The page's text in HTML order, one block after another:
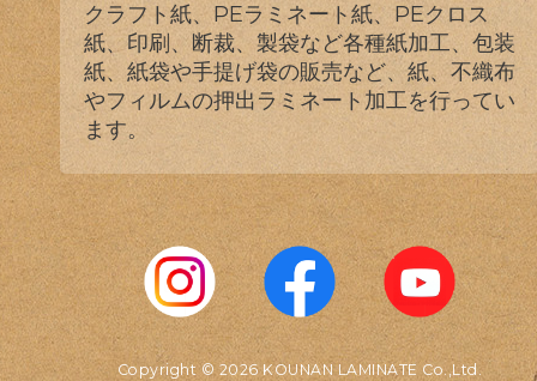
クラフト紙、PEラミネート紙、PEクロス
紙、印刷、断裁、製袋など各種紙加工、包装
紙、紙袋や手提げ袋の販売など、紙、不織布
やフィルムの押出ラミネート加工を行ってい
ます。
Copyright © 2026 KOUNAN LAMINATE Co.,Ltd.